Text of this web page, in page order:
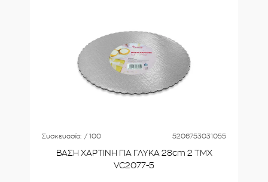
Συσκευασία: / 100 5206753031055
ΒΑΣΗ ΧΑΡΤΙΝΗ ΓΙΑ ΓΛΥΚΑ 28cm 2 ΤΜΧ
VC2077-5